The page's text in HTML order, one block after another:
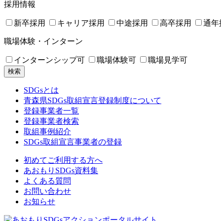
採用情報
新卒採用 キャリア採用 中途採用 高卒採用 通年
職場体験・インターン
インターンシップ可 職場体験可 職場見学可
検索
SDGsとは
青森県SDGs取組宣言登録制度について
登録事業者一覧
登録事業者検索
取組事例紹介
SDGs取組宣言事業者の登録
初めてご利用する方へ
あおもりSDGs資料集
よくある質問
お問い合わせ
お知らせ